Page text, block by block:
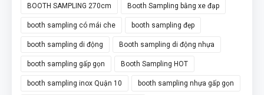
BOOTH SAMPLING 270cm Booth Sampling bằng xe đạp
booth sampling có mái che booth sampling đẹp
booth sampling di động Booth sampling di động nhựa
booth sampling gấp gọn Booth Sampling HOT
booth sampling inox Quận 10 booth sampling nhựa gấp gọn